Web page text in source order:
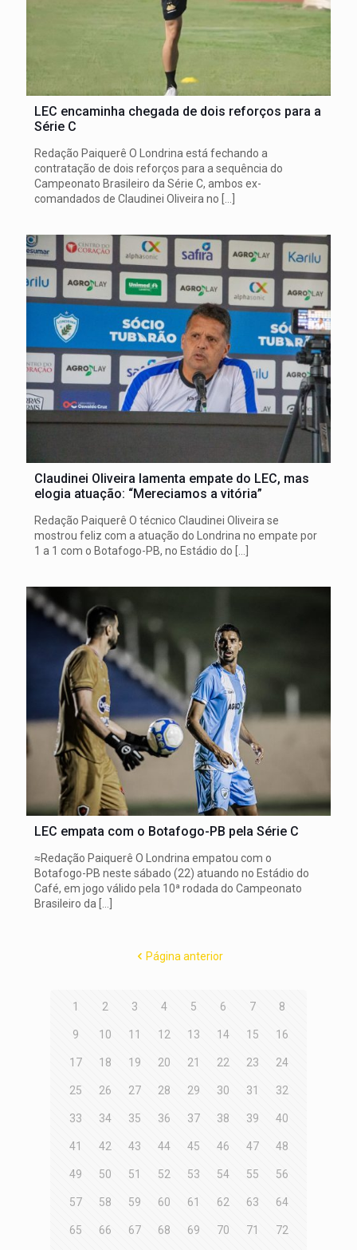
LEC encaminha chegada de dois reforços para a
Série C
Redação Paiquerê O Londrina está fechando a
contratação de dois reforços para a sequência do
Campeonato Brasileiro da Série C, ambos ex-
comandados de Claudinei Oliveira no […]
Claudinei Oliveira lamenta empate do LEC, mas
elogia atuação: “Mereciamos a vitória”
Redação Paiquerê O técnico Claudinei Oliveira se
mostrou feliz com a atuação do Londrina no empate por
1 a 1 com o Botafogo-PB, no Estádio do
LEC empata com o Botafogo-PB pela Série C
≈Redação Paiquerê O Londrina empatou com o
Botafogo-PB neste sábado (22) atuando no Estádio do
Café, em jogo válido pela 10ª rodada do Campeonato
Brasileiro da […]
Página anterior
1 2 3 4 5 6 7 8
9 10 11 12 13 14 15 16
17 18 19 20 21 22 23 24
25 26 27 28 29 30 31 32
33 34 35 36 37 38 39 40
41 42 43 44 45 46 47 48
49 50 51 52 53 54 55 56
57 58 59 60 61 62 63 64
65 66 67 68 69 70 71 72